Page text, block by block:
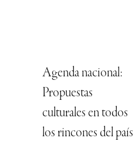
Agenda nacional:
Propuestas
culturales en todos
los rincones del país